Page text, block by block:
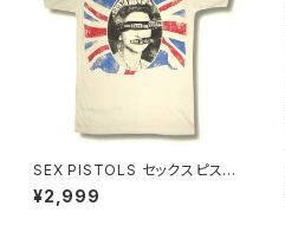
SEX PISTOLS セックスピスト
ルズ GOD SAVE THE QUEEN
白 ホワイト ロックＴシャツ バン
¥2,999